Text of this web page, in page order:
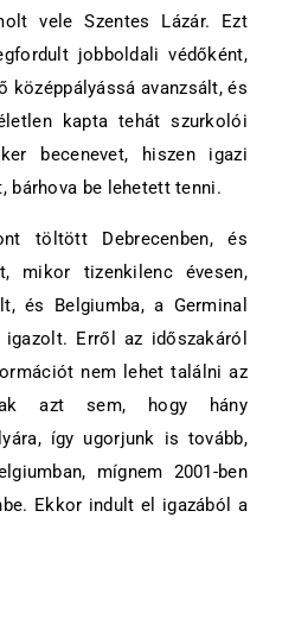
vele Szentes Lázár. Ezt
jobboldali védőként,
középpályássá avanzsált, és
kapta tehát szurkolói
becenevet, hiszen igazi
bárhova be lehetett tenni.
töltött Debrecenben, és
mikor tizenkilenc évesen,
és Belgiumba, a Germinal
Erről az időszakáról
nem lehet találni az
azt sem, hogy hány
így ugorjunk is tovább,
mígnem 2001-ben
Ekkor indult el igazából a